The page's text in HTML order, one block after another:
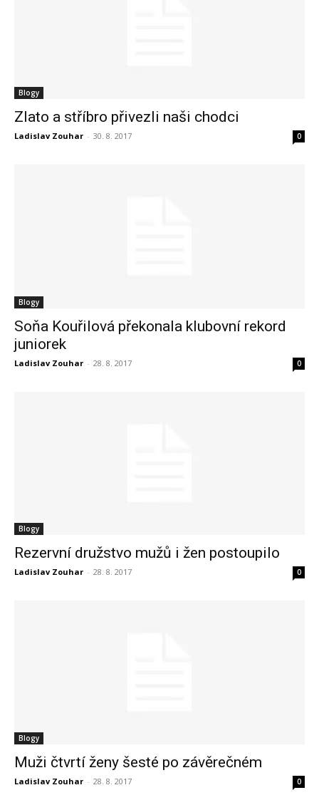
Blogy
Zlato a stříbro přivezli naši chodci
Ladislav Zouhar - 30. 8. 2017 0
Blogy
Soňa Kouřilová překonala klubovní rekord
juniorek
Ladislav Zouhar - 28. 8. 2017 0
Blogy
Rezervní družstvo mužů i žen postoupilo
Ladislav Zouhar - 28. 8. 2017 0
Blogy
Muži čtvrtí ženy šesté po závěrečném
Ladislav Zouhar - 28. 8. 2017 0